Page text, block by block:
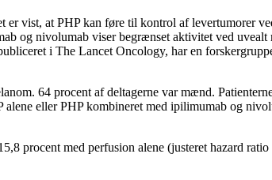
vist, at PHP kan føre til kontrol af levertumorer
og nivolumab viser begrænset aktivitet ved
i The Lancet Oncology, har en
64 procent af deltagerne var mænd.
eller PHP kombineret med ipilimumab og
procent med perfusion alene (justeret hazard